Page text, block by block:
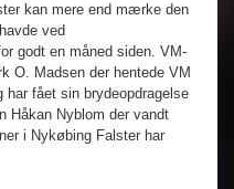
kan mere end mærke den
ved
godt en måned siden. VM-
O. Madsen der hentede VM
fået sin brydeopdragelse
Håkan Nyblom der vandt
i Nykøbing Falster har